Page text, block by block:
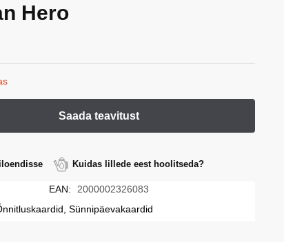
Hero
Kuidas lillede eest hoolitseda?
EAN:
2000002326083
Sünnipäevakaardid